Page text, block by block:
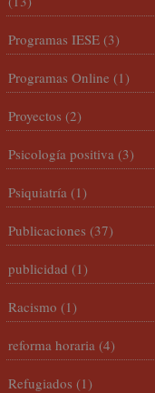
Programas IESE (3)
Programas Online (1)
Proyectos (2)
Psicología positiva (3)
Psiquiatría (1)
Publicaciones (37)
publicidad (1)
Racismo (1)
reforma horaria (4)
Refugiados (1)